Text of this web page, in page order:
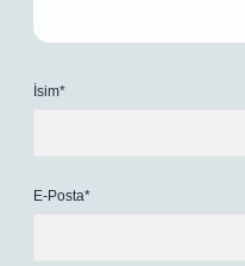
İsim*
E-Posta*